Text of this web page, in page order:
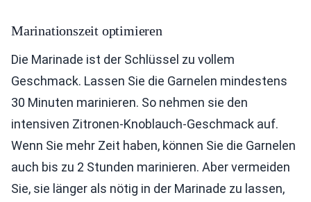
Marinationszeit optimieren
Die Marinade ist der Schlüssel zu vollem
Geschmack. Lassen Sie die Garnelen mindestens
30 Minuten marinieren. So nehmen sie den
intensiven Zitronen-Knoblauch-Geschmack auf.
Wenn Sie mehr Zeit haben, können Sie die Garnelen
auch bis zu 2 Stunden marinieren. Aber vermeiden
Sie, sie länger als nötig in der Marinade zu lassen,